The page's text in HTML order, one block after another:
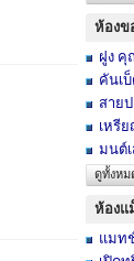
ห้องข
ฝูง คุ
คันเ
สายป
เหรี
มนต์
ดูทั้งหม
ห้องแ
แมท